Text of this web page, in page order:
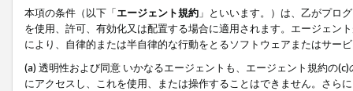
本項の条件（以下「エージェント規約 」といいます。）は、乙がプロ
を使用、許可、有効化又は配置する場合に適用されます。エージェン
により、自律的または半自律的な行動をとるソフトウェアまたはサー
(a) 透明性および同意 いかなるエージェントも、エージェント規約の
にアクセスし、これを使用、または操作することはできません。さら